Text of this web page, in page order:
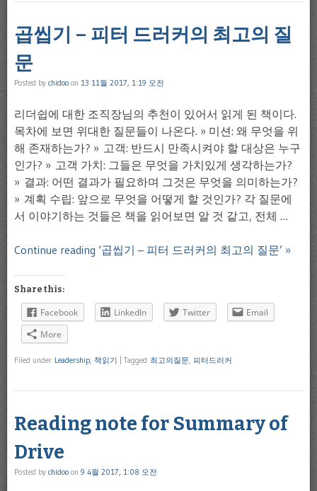
곱씹기 – 피터 드러커의 최고의 질
문
Posted by chidoo on 13 11월 2017, 1:19 오전
리더쉽에 대한 조직장님의 추천이 있어서 읽게 된 책이다.
목차에 보면 위대한 질문들이 나온다. » 미션: 왜 무엇을 위
해 존재하는가? » 고객: 반드시 만족시켜야 할 대상은 누구
인가? » 고객 가치: 그들은 무엇을 가치있게 생각하는가?
» 결과: 어떤 결과가 필요하며 그것은 무엇을 의미하는가?
» 계획 수립: 앞으로 무엇을 어떻게 할 것인가? 각 질문에
서 이야기하는 것들은 책을 읽어보면 알 것 같고, 전체 …
Continue reading ‘곱씹기 – 피터 드러커의 최고의 질문’ »
Share this:
Facebook LinkedIn Twitter
Email
More
Filed under Leadership, 책읽기 Tagged 최고의질문, 피터드러커
Reading note for Summary of
Drive
Posted by chidoo on 9 4월 2017, 1:08 오전